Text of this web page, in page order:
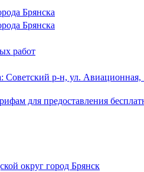
Брянска
Брянска
работ
Советский р-н, ул.
для предоставления
округ город Брянск